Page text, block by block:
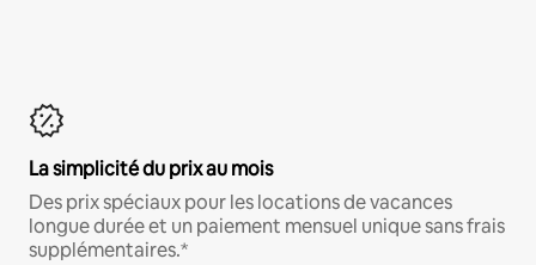
La simplicité du prix au mois
Des prix spéciaux pour les locations de vacances
longue durée et un paiement mensuel unique sans frais
supplémentaires.*